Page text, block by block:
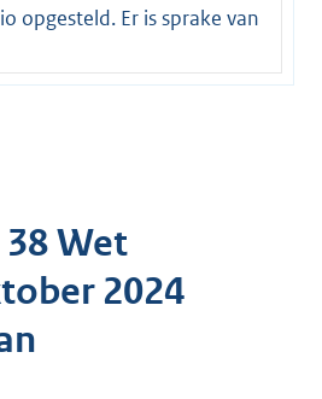
opgesteld. Er is sprake van
Wet
2024